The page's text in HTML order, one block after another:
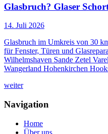
Glasbruch? Glaser
14. Juli 2026
Glasbruch im Umkreis von 30
für Fenster, Türen und
Wilhelmshaven Sande Zetel
Wangerland Hohenkirchen
weiter
Navigation
Home
Über uns